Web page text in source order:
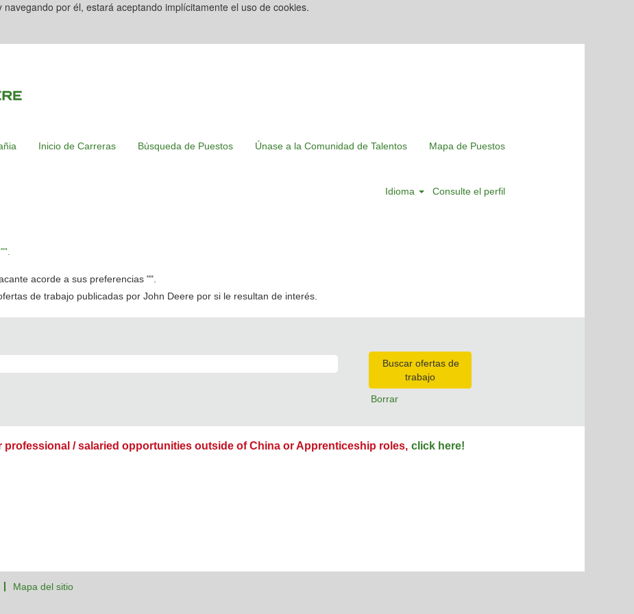
por él, estará aceptando implícitamente el uso de cookies.
Inicio de Carreras Búsqueda de Puestos Únase a la Comunidad de Talentos Mapa de Puestos
Idioma Consulte el perfil
"".
acorde a sus preferencias "".
de trabajo publicadas por John Deere por si le resultan de interés.
Borrar
professional / salaried opportunities outside of China or Apprenticeship roles, click here!
Mapa del sitio